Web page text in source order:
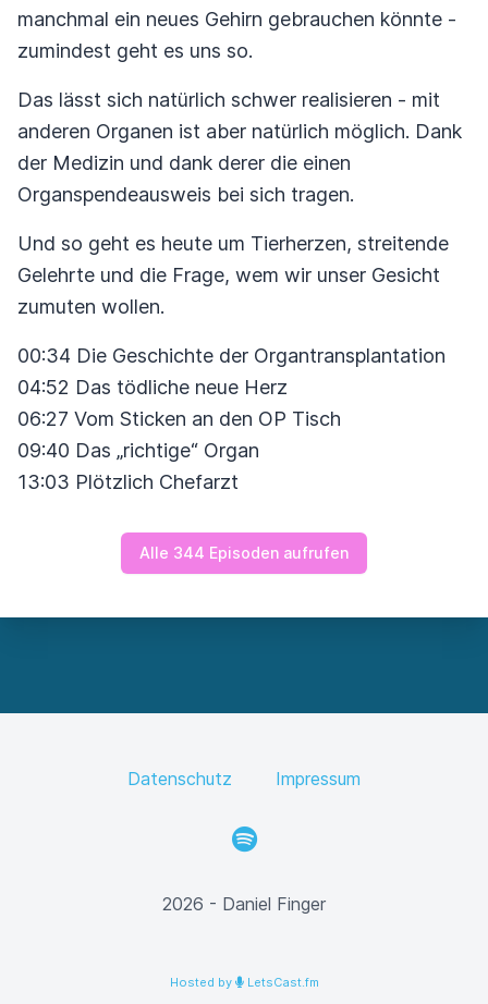
manchmal ein neues Gehirn gebrauchen könnte -
zumindest geht es uns so.
Das lässt sich natürlich schwer realisieren - mit
anderen Organen ist aber natürlich möglich. Dank
der Medizin und dank derer die einen
Organspendeausweis bei sich tragen.
Und so geht es heute um Tierherzen, streitende
Gelehrte und die Frage, wem wir unser Gesicht
zumuten wollen.
00:34 Die Geschichte der Organtransplantation
04:52 Das tödliche neue Herz
06:27 Vom Sticken an den OP Tisch
09:40 Das „richtige“ Organ
13:03 Plötzlich Chefarzt
Alle 344 Episoden aufrufen
Datenschutz Impressum
Spotify
2026 - Daniel Finger
Hosted by
LetsCast.fm